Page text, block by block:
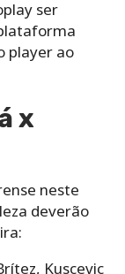
ser
player ao
x
neste
deverão
Kuscevic